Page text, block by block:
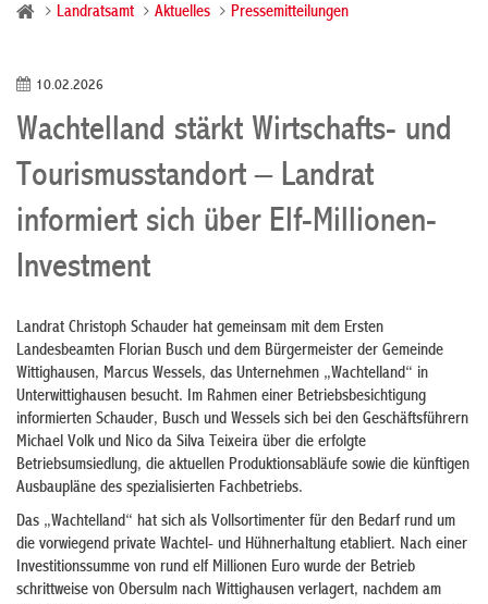
Landratsamt Aktuelles Pressemitteilungen
10.02.2026
Wachtelland stärkt Wirtschafts- und
Tourismusstandort – Landrat
informiert sich über Elf-Millionen-
Investment
Landrat Christoph Schauder hat gemeinsam mit dem Ersten
Landesbeamten Florian Busch und dem Bürgermeister der Gemeinde
Wittighausen, Marcus Wessels, das Unternehmen „Wachtelland“ in
Unterwittighausen besucht. Im Rahmen einer Betriebsbesichtigung
informierten Schauder, Busch und Wessels sich bei den Geschäftsführern
Michael Volk und Nico da Silva Teixeira über die erfolgte
Betriebsumsiedlung, die aktuellen Produktionsabläufe sowie die künftigen
Ausbaupläne des spezialisierten Fachbetriebs.
Das „Wachtelland“ hat sich als Vollsortimenter für den Bedarf rund um
die vorwiegend private Wachtel- und Hühnerhaltung etabliert. Nach einer
Investitionssumme von rund elf Millionen Euro wurde der Betrieb
schrittweise von Obersulm nach Wittighausen verlagert, nachdem am